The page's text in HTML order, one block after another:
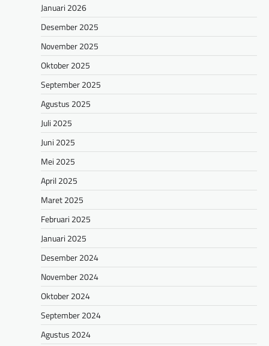
Januari 2026
Desember 2025
November 2025
Oktober 2025
September 2025
Agustus 2025
Juli 2025
Juni 2025
Mei 2025
April 2025
Maret 2025
Februari 2025
Januari 2025
Desember 2024
November 2024
Oktober 2024
September 2024
Agustus 2024